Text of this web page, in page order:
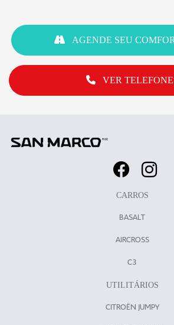
VER
AGENDE SEU
CARROS
BASALT
AIRCROSS
C3
UTILITÁRIOS
CITROËN JUMPY